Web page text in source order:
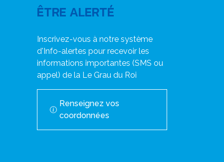
ÊTRE ALERTÉ
Inscrivez-vous à notre système
d'Info-alertes pour recevoir les
informations importantes (SMS ou
appel) de la Le Grau du Roi
Renseignez vos
coordonnées